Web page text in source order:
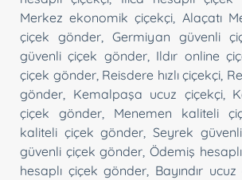
Merkez ekonomik çiçekçi Alaçatı
çiçek gönder
Germiyan güvenli
güvenli çiçek gönder, Ildır online
çiçek gönder, Reisdere hızlı çiçekçi
gönder
Kemalpaşa ucuz çiçekçi,
çiçek gönder
Menemen kaliteli
kaliteli çiçek gönder ,Seyrek
güvenli çiçek gönder ,Ödemiş
hesaplı çiçek gönder Bayındır